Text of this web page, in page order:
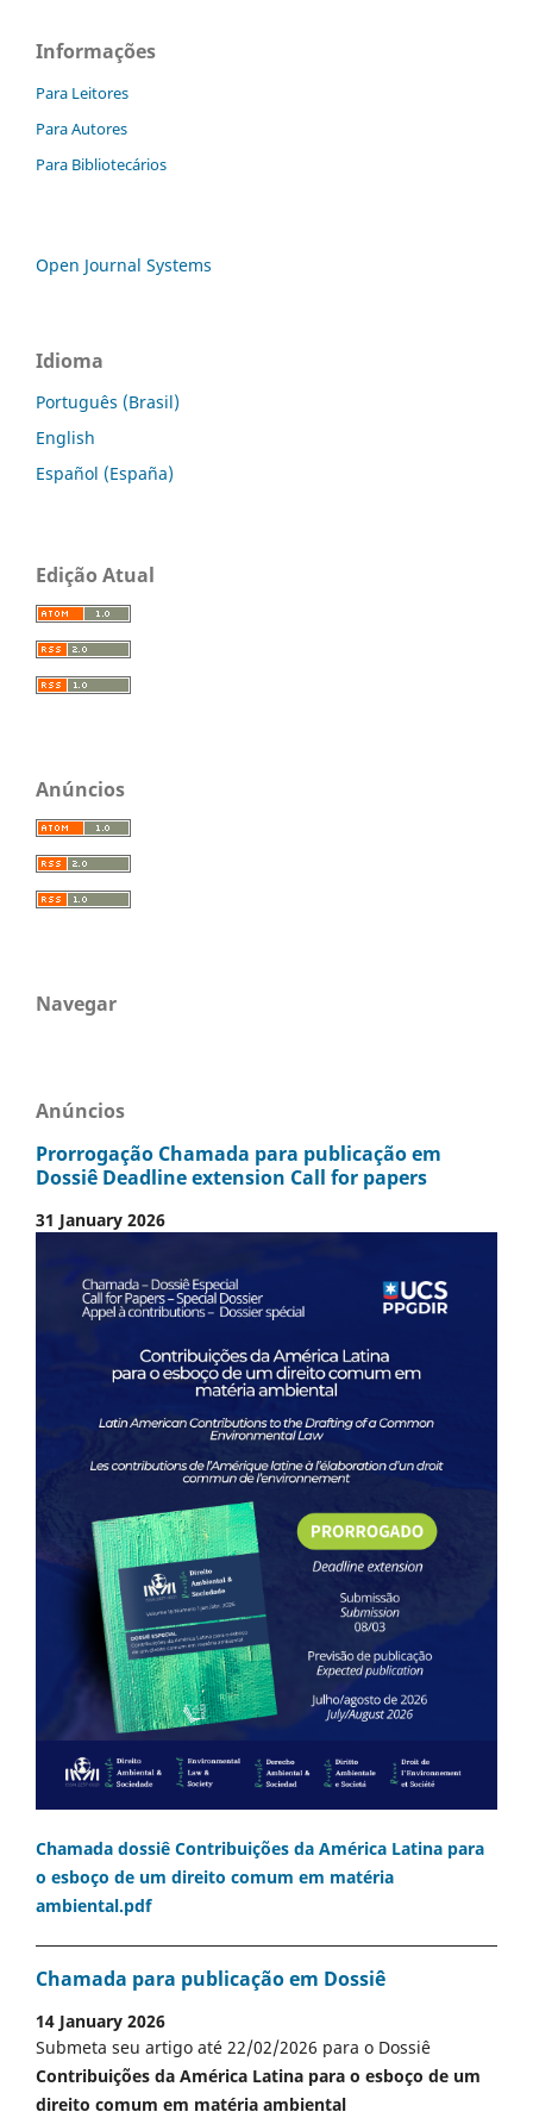
Informações
Para Leitores
Para Autores
Para Bibliotecários
Open Journal Systems
Idioma
Português (Brasil)
English
Español (España)
Edição Atual
Anúncios
Navegar
Anúncios
Prorrogação Chamada para publicação em
Dossiê Deadline extension Call for papers
31 January 2026
Chamada dossiê Contribuições da América Latina para
o esboço de um direito comum em matéria
ambiental.pdf
Chamada para publicação em Dossiê
14 January 2026
Submeta seu artigo até 22/02/2026 para o Dossiê
Contribuições da América Latina para o esboço de um
direito comum em matéria ambiental